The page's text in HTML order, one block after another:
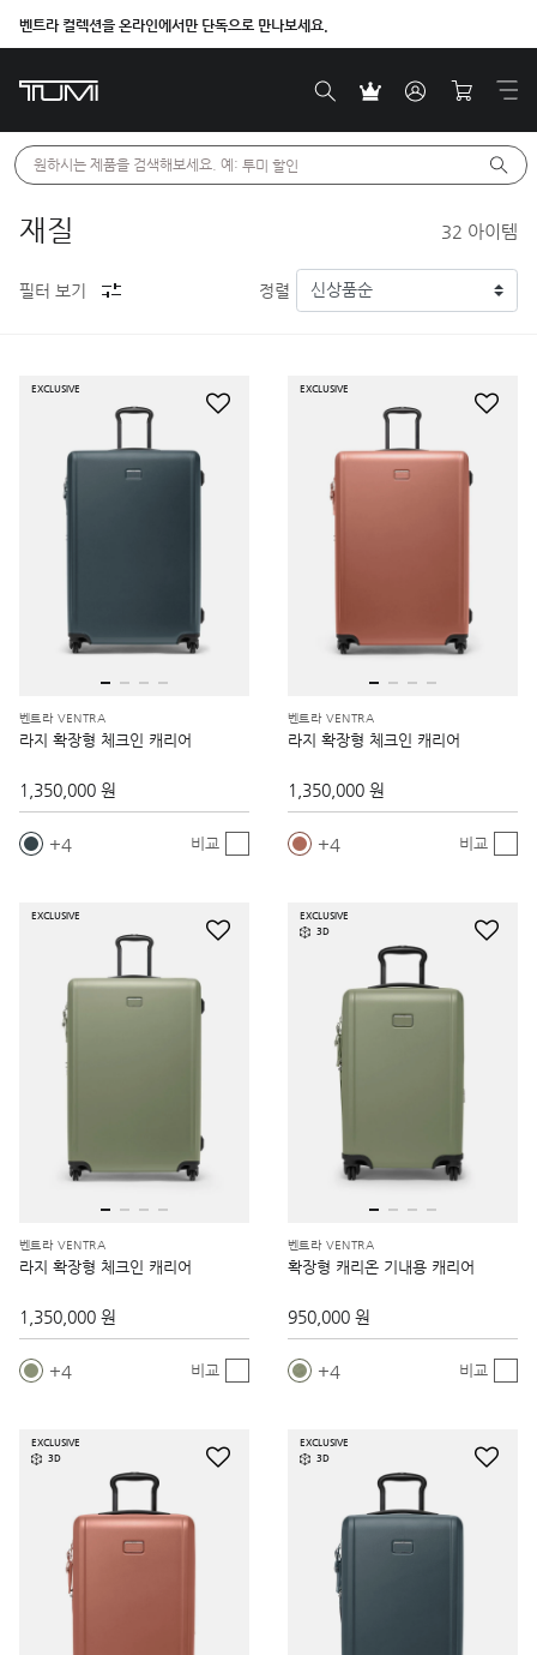
벤트라 컬렉션을 온라인에서만 단독으로 만나보세요.
원하시는 제품을 검색해보세요. 예: 투미 할인
재질 32 아이템
필터 보기 정렬
EXCLUSIVE
벤트라 VENTRA
라지 확장형 체크인 캐리어
1,350,000 원
4 비교
EXCLUSIVE
벤트라 VENTRA
라지 확장형 체크인 캐리어
1,350,000 원
4 비교
EXCLUSIVE
벤트라 VENTRA
라지 확장형 체크인 캐리어
1,350,000 원
4 비교
EXCLUSIVE
3D
벤트라 VENTRA
확장형 캐리온 기내용 캐리어
950,000 원
4 비교
EXCLUSIVE
3D
EXCLUSIVE
3D